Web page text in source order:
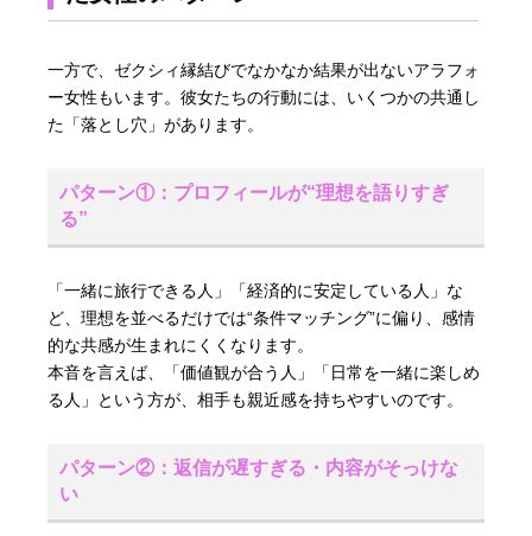
一方で、ゼクシィ縁結びでなかなか結果が出ないアラフォ
ー女性もいます。彼女たちの行動には、いくつかの共通し
た「落とし穴」があります。
パターン①：プロフィールが“理想を語りすぎ
る”
「一緒に旅行できる人」「経済的に安定している人」な
ど、理想を並べるだけでは“条件マッチング”に偏り、感情
的な共感が生まれにくくなります。
本音を言えば、「価値観が合う人」「日常を一緒に楽しめ
る人」という方が、相手も親近感を持ちやすいのです。
パターン②：返信が遅すぎる・内容がそっけな
い